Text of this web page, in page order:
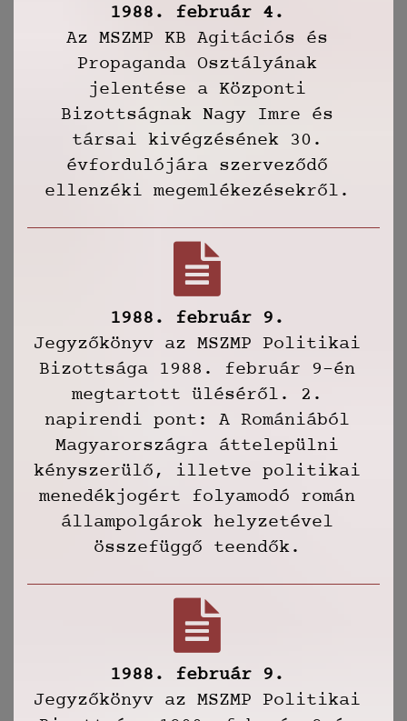
1988. február 4.
Az MSZMP KB Agitációs és
Propaganda Osztályának
jelentése a Központi
Bizottságnak Nagy Imre és
társai kivégzésének 30.
évfordulójára szerveződő
ellenzéki megemlékezésekről.
1988. február 9.
Jegyzőkönyv az MSZMP Politikai
Bizottsága 1988. február 9-én
megtartott üléséről. 2.
napirendi pont: A Romániából
Magyarországra áttelepülni
kényszerülő, illetve politikai
menedékjogért folyamodó román
állampolgárok helyzetével
összefüggő teendők.
1988. február 9.
Jegyzőkönyv az MSZMP Politikai